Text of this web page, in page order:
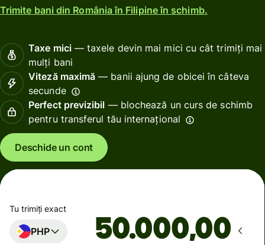
Trimite bani din România în Filipine în schimb.
Taxe mici— taxele devin mai mici cu cât trimiți mai
mulți bani
Viteză maximă — banii ajung de obicei în câteva
secunde
Perfect previzibil — blochează un curs de schimb
pentru transferul tău internațional
Deschide un cont
Tu trimiți exact
PHP ,00